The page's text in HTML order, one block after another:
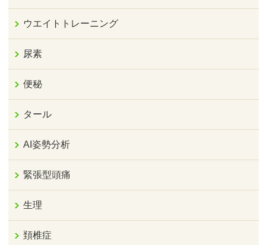
ウエイトトレーニング
尿素
便秘
タール
AI姿勢分析
緊張型頭痛
生理
頚椎症